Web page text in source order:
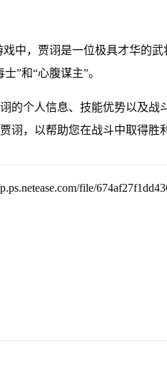
戏中，贾诩是一位极具才华的
”和“心腹谋主”。
的个人信息、技能优势以及战
诩，以帮助您在战斗中取得胜